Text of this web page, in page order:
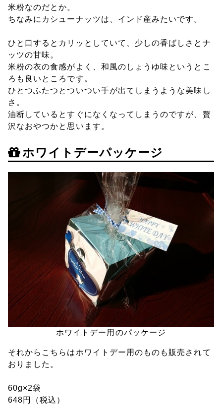
米粉なのだとか。
ちなみにカシューナッツは、インド産みたいです。
ひと口するとカリッとしていて、少しの香ばしさとナ
ッツの甘味。
米粉の衣の食感がよく、和風のしょうゆ味というとこ
ろも良いところです。
ひとつふたつとついつい手が出てしまうような美味し
さ。
油断しているとすぐになくなってしまうのですが、贅
沢なおやつかと思います。
ホワイトデーパッケージ
ホワイトデー用のパッケージ
それからこちらはホワイトデー用のものも販売されて
おりました。
60g×2袋
648円（税込）